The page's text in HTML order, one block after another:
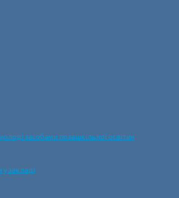
засобами позашкільної освіти»
закладі